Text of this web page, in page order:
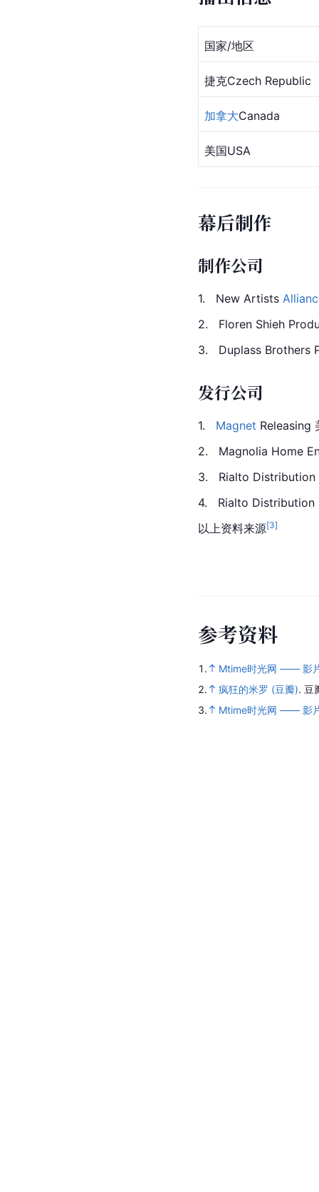
国家/地区
捷克Czech Republic
加拿大Canada
美国USA
幕后制作
制作公司
1. New Artists
2.   Floren Shieh
3.   Duplass Brothers
发行公司
1. Magnet Releasing
2.
Magnolia Home
3.   Rialto Distribution
4.   Rialto Distribution
以上资料来源[3]
参考资料
1.
Mtime时光网 —— 影
2.
疯狂的米罗 (豆瓣). 豆
3.
Mtime时光网 —— 影